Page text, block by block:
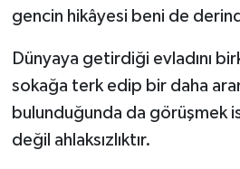
gencin hikâyesi beni de
Dünyaya getirdiği evladını
sokağa terk edip bir daha
bulunduğunda da görüşmek
değil ahlaksızlıktır.